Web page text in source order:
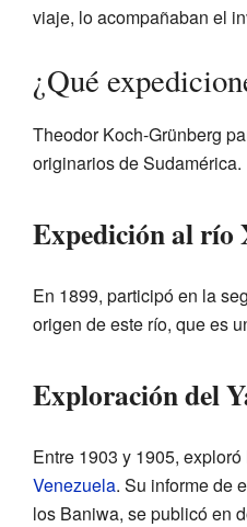
viaje, lo acompañaban el
¿Qué
Theodor Koch-Grünberg
originarios de Sudamérica.
Expedición al río
En 1899, participó en la
origen de este río, que es
Exploración del
Entre 1903 y 1905,
Venezuela. Su informe de
los Baniwa, se publicó en